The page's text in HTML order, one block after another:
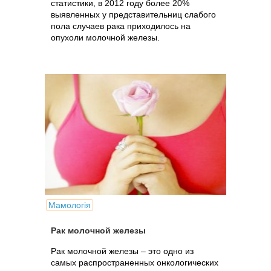
статистики, в 2012 году более 20%
выявленных у представительниц слабого
пола случаев рака приходилось на
опухоли молочной железы.
Мамологія
Рак молочной железы
Рак молочной железы – это одно из
самых распространенных онкологических